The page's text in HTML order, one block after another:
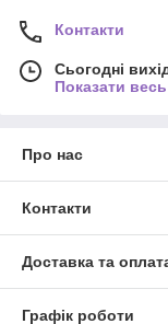
Контакти
Сьогодні
Показати
Про нас
Контакти
Доставка та
Графік роботи